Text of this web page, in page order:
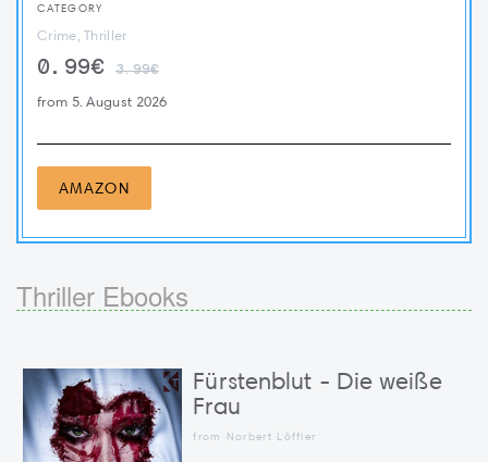
CATEGORY
Crime, Thriller
0.99€ 3.99€
from 5. August 2026
AMAZON
Thriller Ebooks
Fürstenblut - Die weiße
Frau
from Norbert Löffler